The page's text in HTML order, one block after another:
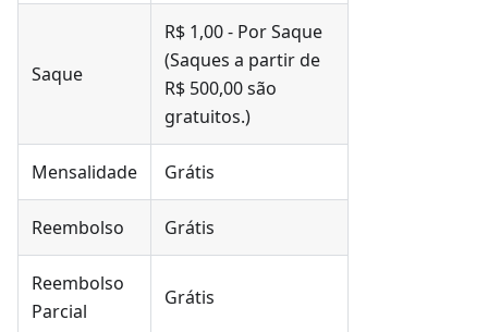
Saque
R$ 1,00 - Por Saque
(Saques a partir de
R$ 500,00 são
gratuitos.)
Mensalidade Grátis
Reembolso Grátis
Reembolso
Parcial
Grátis